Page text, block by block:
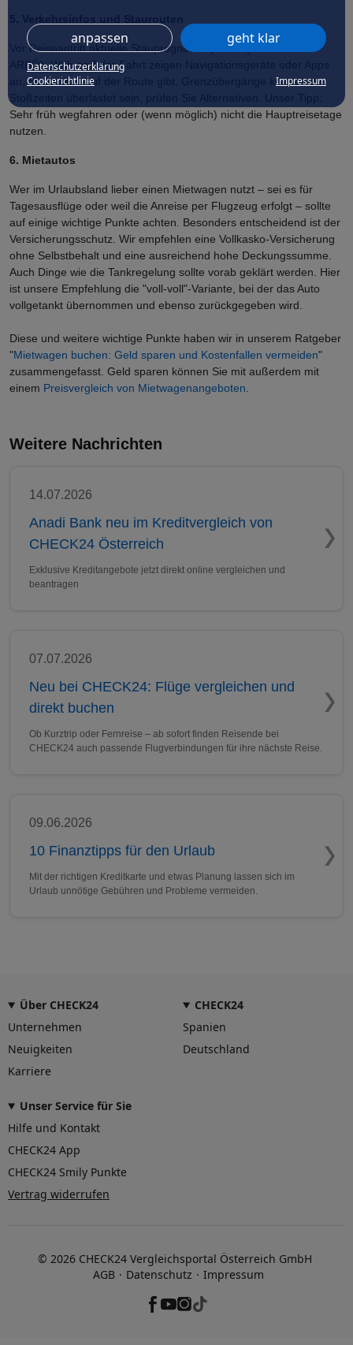
anpassen geht klar
Datenschutzerklärung
Cookierichtlinie
Impressum
Vor Reiseantritt aktuelle Stauprognosen prüfen (ÖAMTC oder
ARBÖ). Während der Fahrt zeigen Navigationsgeräte oder Apps
an, ob es Stau auf der Route gibt. Grenzübergänge können zu
Sehr früh wegfahren oder (wenn möglich) nicht die Hauptreisetage
nutzen.
6. Mietautos
Wer im Urlaubsland lieber einen Mietwagen nutzt – sei es für
Tagesausflüge oder weil die Anreise per Flugzeug erfolgt – sollte
auf einige wichtige Punkte achten. Besonders entscheidend ist der
Versicherungsschutz. Wir empfehlen eine Vollkasko-Versicherung
ohne Selbstbehalt und eine ausreichend hohe Deckungssumme.
Auch Dinge wie die Tankregelung sollte vorab geklärt werden. Hier
ist unsere Empfehlung die "voll-voll"-Variante, bei der das Auto
vollgetankt übernommen und ebenso zurückgegeben wird.
Diese und weitere wichtige Punkte haben wir in unserem Ratgeber
"Mietwagen buchen: Geld sparen und Kostenfallen vermeiden"
zusammengefasst. Geld sparen können Sie mit außerdem mit
einem Preisvergleich von Mietwagenangeboten
Weitere Nachrichten
14.07.2026
Anadi Bank neu im Kreditvergleich von
CHECK24 Österreich
Exklusive Kreditangebote jetzt direkt online vergleichen und
beantragen
07.07.2026
Neu bei CHECK24: Flüge vergleichen und
direkt buchen
Ob Kurztrip oder Fernreise – ab sofort finden Reisende bei
CHECK24 auch passende Flugverbindungen für ihre nächste Reise.
09.06.2026
10 Finanztipps für den Urlaub
Mit der richtigen Kreditkarte und etwas Planung lassen sich im
Urlaub unnötige Gebühren und Probleme vermeiden.
Über CHECK24
Unternehmen
Neuigkeiten
Karriere
CHECK24
Spanien
Deutschland
Unser Service für Sie
Hilfe und Kontakt
CHECK24 App
CHECK24 Smily Punkte
Vertrag widerrufen
© 2026 CHECK24 Vergleichsportal Österreich GmbH
AGB
Datenschutz Impressum